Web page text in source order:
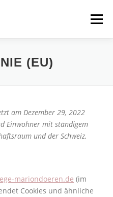
Menü
KONTAKT
(EU)
am Dezember 29, 2022
Einwohner mit ständigem
und der Schweiz.
mariondoeren.de (im
Cookies und ähnliche